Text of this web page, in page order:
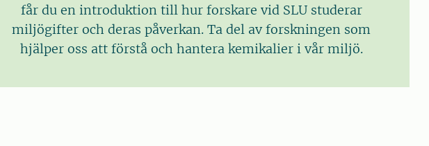
får du en introduktion till hur forskare vid SLU studerar
miljögifter och deras påverkan. Ta del av forskningen som
hjälper oss att förstå och hantera kemikalier i vår miljö.